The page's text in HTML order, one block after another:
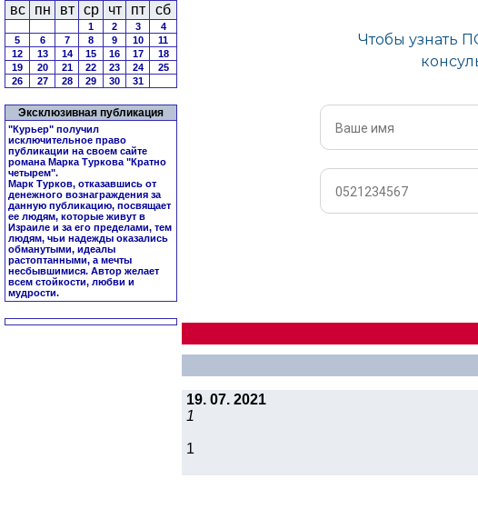
вс пн вт ср чт пт сб
1 2 3
4
5
6 7 8 9 10
11
12
13 14 15 16 17
18
19
20 21 22 23 24
25
26
27 28 29 30 31
Эксклюзивная публикация
"Курьер" получил
исключительное право
публикации на своем сайте
романа Марка Туркова "Кратно
четырем".
Марк Турков, отказавшись от
денежного вознаграждения за
данную публикацию, посвящает
ее людям, которые живут в
Израиле и за его пределами, тем
людям, чьи надежды оказались
обманутыми, идеалы
растоптанными, а мечты
несбывшимися. Автор желает
всем стойкости, любви и
мудрости.
19. 07. 2021
1
1